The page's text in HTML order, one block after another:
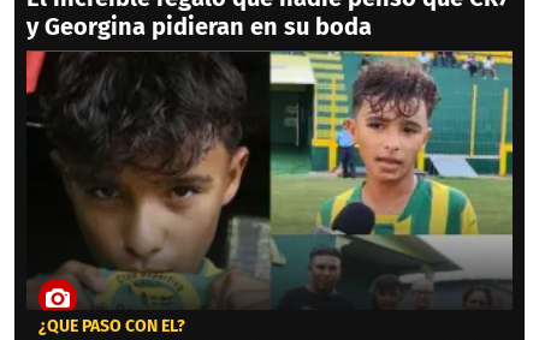
y Georgina pidieran en su boda
¿QUÉ PASÓ CON ÉL?